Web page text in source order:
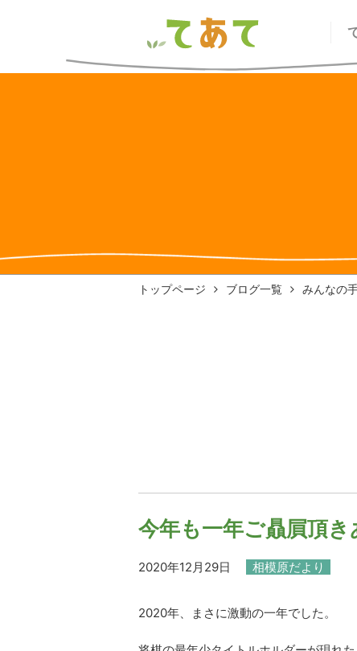
トップページ ブログ一覧 みんなの
今年も一年ご贔屓頂
2020年12月29日 相模原だより
2020年、まさに激動の一年でした。